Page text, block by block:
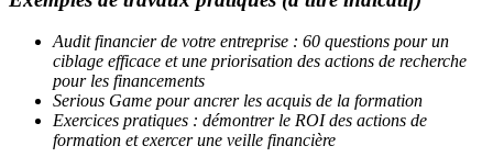
Audit financier de votre entreprise : 60 questions pour un
ciblage efficace et une priorisation des actions de recherche
pour les financements
Serious Game pour ancrer les acquis de la formation
Exercices pratiques : démontrer le ROI des actions de
formation et exercer une veille financière